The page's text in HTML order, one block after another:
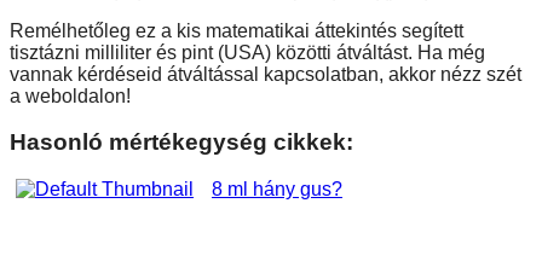
Remélhetőleg ez a kis matematikai áttekintés segített
tisztázni milliliter és pint (USA) közötti átváltást. Ha még
vannak kérdéseid átváltással kapcsolatban, akkor nézz szét
a weboldalon!
Hasonló mértékegység cikkek:
8 ml hány gus?